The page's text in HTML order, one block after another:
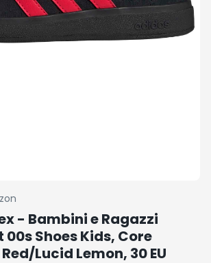
- Bambini e Ragazzi
Shoes Kids, Core
Lucid Lemon, 30 EU